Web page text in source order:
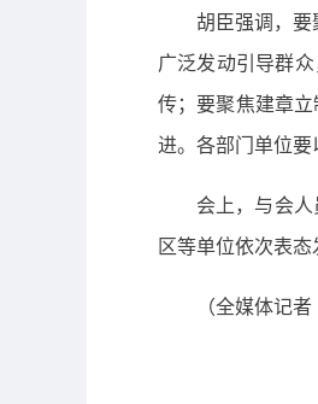
胡臣强调，
广泛发动引导群
传；要聚焦建章
进。各部门单位要
会上，与会
区等单位依次表态
（全媒体记者